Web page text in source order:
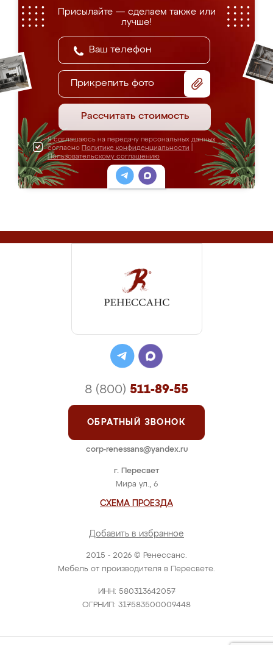
Присылайте — сделаем также или
лучше!
Прикрепить фото
Рассчитать стоимость
Я соглашаюсь на передачу персональных данных
согласно Политике конфиденциальности
Пользовательскому соглашению
2015 - 2026 © Ренессанс.
Мебель от производителя в Пересвете.
ИНН: 580313642057
ОГРНИП: 317583500009448
г. Пересвет
Мира ул., 6
СХЕМА ПРОЕЗДА
Добавить в избранное
8 (800) 511-89-55
ОБРАТНЫЙ ЗВОНОК
corp-renessans@yandex.ru